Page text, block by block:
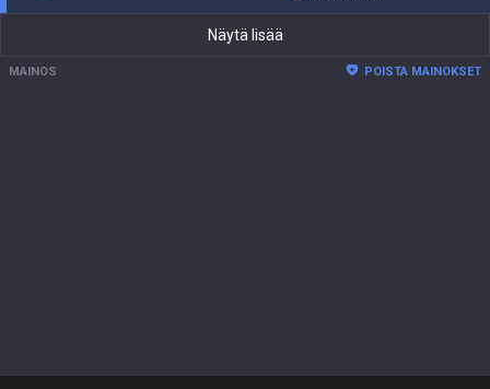
Näytä lisää
MAINOS POISTA MAINOKSET